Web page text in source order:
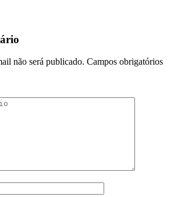
não será publicado. Campos obrigatórios